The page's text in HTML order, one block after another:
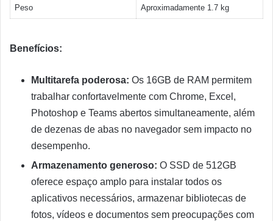
Peso Aproximadamente 1.7 kg
Benefícios:
Multitarefa poderosa: Os 16GB de RAM permitem
trabalhar confortavelmente com Chrome, Excel,
Photoshop e Teams abertos simultaneamente, além
de dezenas de abas no navegador sem impacto no
desempenho.
Armazenamento generoso: O SSD de 512GB
oferece espaço amplo para instalar todos os
aplicativos necessários, armazenar bibliotecas de
fotos, vídeos e documentos sem preocupações com